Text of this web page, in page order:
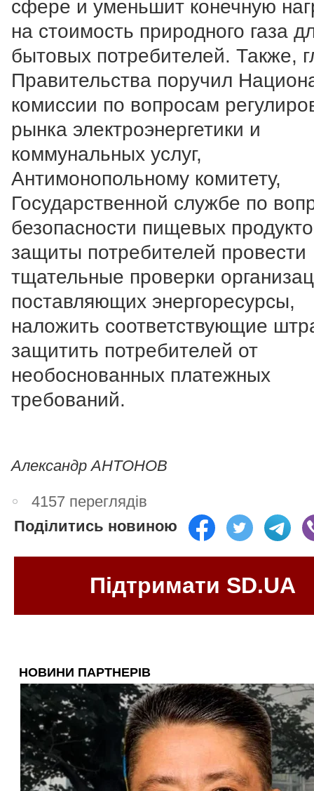
сфере и уменьшит конечную
на стоимость природного газа
бытовых потребителей. Также,
Правительства поручил
комиссии по вопросам
рынка электроэнергетики и
коммунальных услуг,
Антимонопольному комитету,
Государственной службе по
безопасности пищевых
защиты потребителей провести
тщательные проверки
поставляющих энергоресурсы,
наложить соответствующие
защитить потребителей от
необоснованных платежных
требований.
Александр АНТОНОВ
4157 переглядів
Поділитись новиною
Підтримати SD.UA